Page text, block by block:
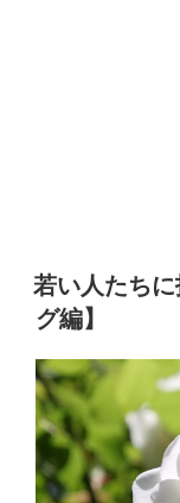
若い人たち
グ編】